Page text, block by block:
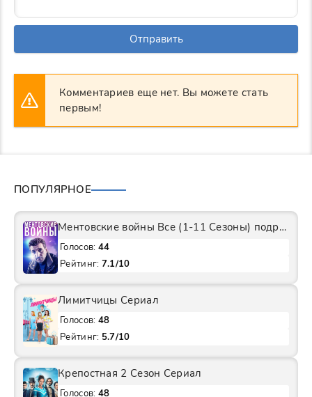
Отправить
Комментариев еще нет. Вы можете стать
первым!
ПОПУЛЯРНОЕ
Ментовские войны Все (1-11 Сезоны) подряд Сериал
Голосов: 44
Рейтинг: 7.1/10
Лимитчицы Сериал
Голосов: 48
Рейтинг: 5.7/10
Крепостная 2 Сезон Сериал
Голосов: 48